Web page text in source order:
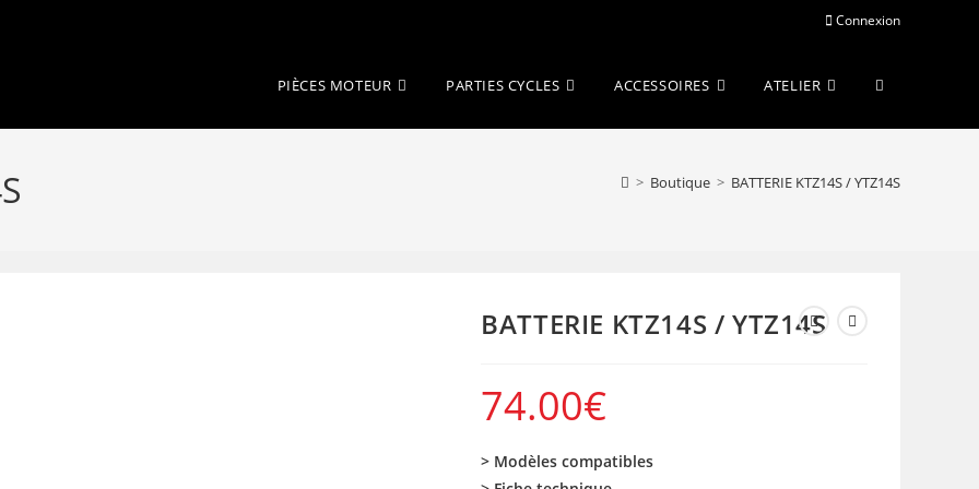
Connexion
PIÈCES MOTEUR PARTIES CYCLES ACCESSOIRES ATELIER Toggle
> Boutique > BATTERIE KTZ14S / YTZ14S
BATTERIE KTZ14S / YTZ14S
74.00€
> Modèles compatibles